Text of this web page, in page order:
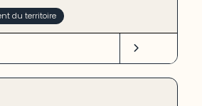
du territoire